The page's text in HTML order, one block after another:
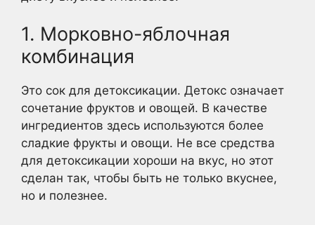
1. Морковно-яблочная
комбинация
Это сок для детоксикации. Детокс означает
сочетание фруктов и овощей. В качестве
ингредиентов здесь используются более
сладкие фрукты и овощи. Не все средства
для детоксикации хороши на вкус, но этот
сделан так, чтобы быть не только вкуснее,
но и полезнее.